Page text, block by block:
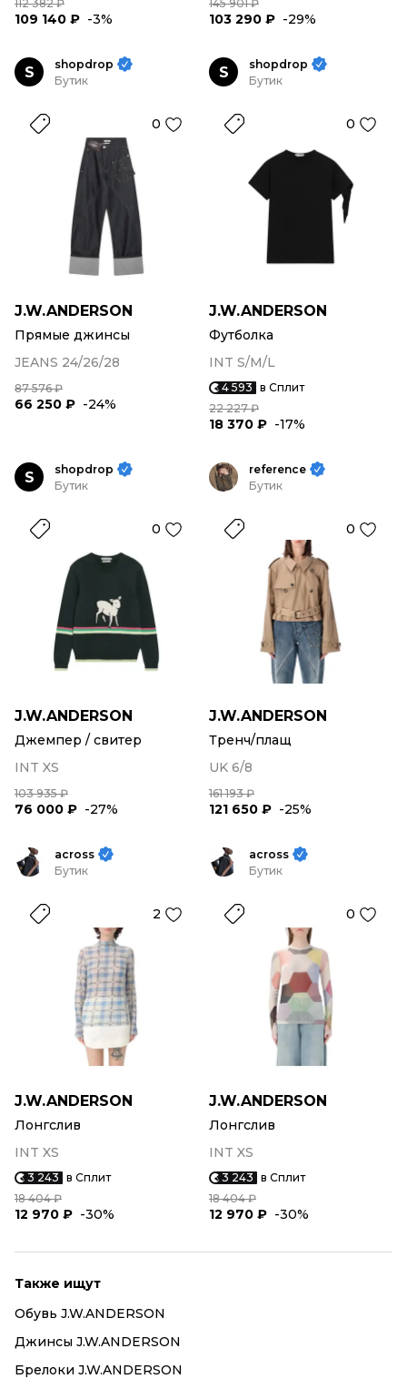
112 382 ₽
109 140 ₽ -3%
145 901 ₽
103 290 ₽ -29%
S
shopdrop
Бутик
0
J.W.ANDERSON
Прямые джинсы
JEANS 24/26/28
87 576 ₽
66 250 ₽ -24%
S
shopdrop
Бутик
0
J.W.ANDERSON
Футболка
INT S/M/L
4 593 в Сплит
22 227 ₽
18 370 ₽ -17%
S
shopdrop
Бутик
0
J.W.ANDERSON
Джемпер / свитер
INT XS
103 935 ₽
76 000 ₽ -27%
reference
Бутик
0
J.W.ANDERSON
Тренч/плащ
UK 6/8
161 193 ₽
121 650 ₽ -25%
across
Бутик
2
J.W.ANDERSON
Лонгслив
INT XS
3 243 в Сплит
18 404 ₽
12 970 ₽ -30%
across
Бутик
0
J.W.ANDERSON
Лонгслив
INT XS
3 243 в Сплит
18 404 ₽
12 970 ₽ -30%
Также ищут
Обувь J.W.ANDERSON
Джинсы J.W.ANDERSON
Брелоки J.W.ANDERSON